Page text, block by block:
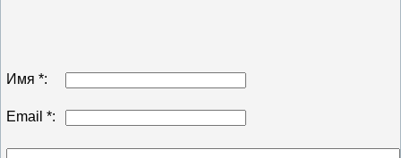
Имя *:
Email *: